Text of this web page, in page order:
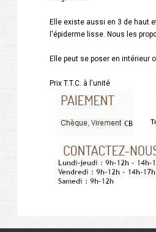
Elle existe aussi en 3 de haut
l'épiderme lisse. Nous les
Elle peut se poser en intérieur
Prix T.T.C. à l'unité